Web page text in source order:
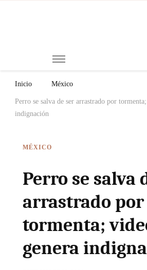
Inicio México
Perro se salva de ser arrastrado por
indignación
MÉXICO
Perro se salva
arrastrado por
tormenta;
genera